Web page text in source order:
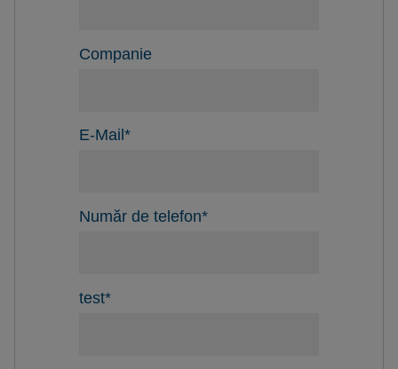
Companie
E-Mail *
Număr de telefon*
test*